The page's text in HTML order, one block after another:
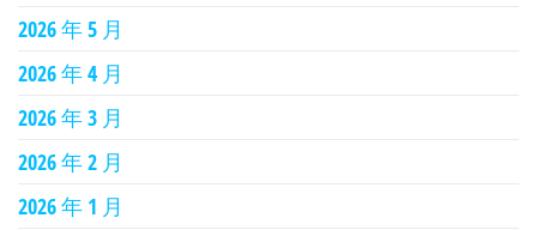
2026 年 5 月
2026 年 4 月
2026 年 3 月
2026 年 2 月
2026 年 1 月